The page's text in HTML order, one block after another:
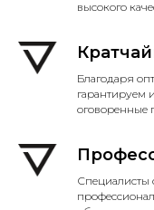
высокого
Благодаря
гарантируем
оговоренные